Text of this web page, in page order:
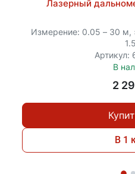
Лазерный
Измерение: 0.05 – 30 м,
Артикул:
В
2
В 1